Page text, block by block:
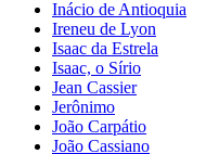
Inácio de Antioquia
Ireneu de Lyon
Isaac da Estrela
Isaac, o Sírio
Jean Cassier
Jerônimo
João Carpátio
João Cassiano